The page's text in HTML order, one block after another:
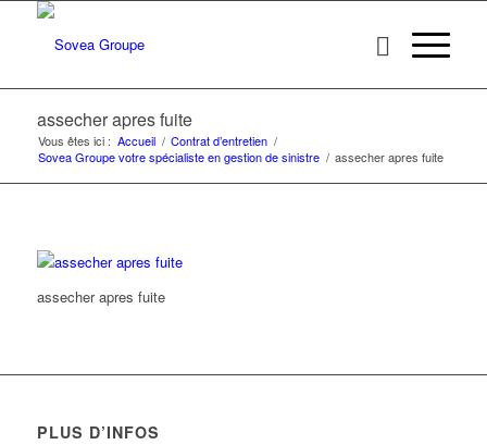
assecher apres fuite
Vous êtes ici : Accueil / Contrat d’entretien /
Sovea Groupe votre spécialiste en gestion de sinistre / assecher apres fuite
assecher apres fuite
PLUS D’INFOS